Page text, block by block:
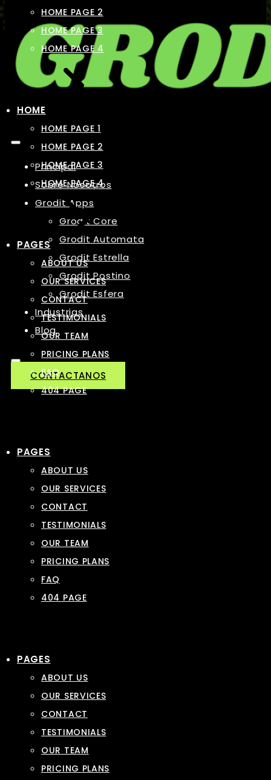
Principal
Sobre Nosotros
Grodit Apps
Grodit Core
Grodit Automata
Grodit Estrella
Grodit Postino
Grodit Esfera
Industrias
Blog
CONTACTANOS
HOME PAGE 2
HOME PAGE 3
HOME PAGE 4
HOME
HOME PAGE 1
HOME PAGE 2
HOME PAGE 3
HOME PAGE 4
PAGES
ABOUT US
OUR SERVICES
CONTACT
TESTIMONIALS
OUR TEAM
PRICING PLANS
FAQ
404 PAGE
PAGES
ABOUT US
OUR SERVICES
CONTACT
TESTIMONIALS
OUR TEAM
PRICING PLANS
FAQ
404 PAGE
PAGES
ABOUT US
OUR SERVICES
CONTACT
TESTIMONIALS
OUR TEAM
PRICING PLANS